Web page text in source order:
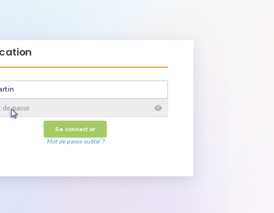
Se connecter
Mot de passe oublié ?